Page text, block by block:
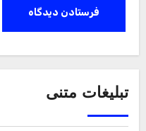
تبلیغات متنی